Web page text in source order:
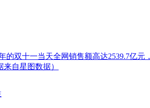
双十一当天全网销售额高达2539.7亿
自星图数据）